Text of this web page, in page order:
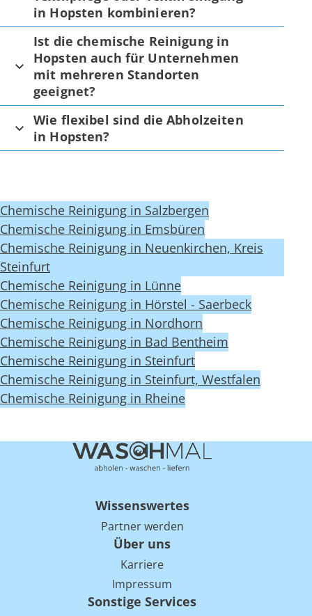
in Hopsten kombinieren?
Ist die chemische Reinigung in
Hopsten auch für Unternehmen
mit mehreren Standorten
geeignet?
Wie flexibel sind die Abholzeiten
in Hopsten?
Chemische Reinigung in Salzbergen
Chemische Reinigung in Emsbüren
Chemische Reinigung in Neuenkirchen, Kreis
Steinfurt
Chemische Reinigung in Lünne
Chemische Reinigung in Hörstel - Saerbeck
Chemische Reinigung in Nordhorn
Chemische Reinigung in Bad Bentheim
Chemische Reinigung in Steinfurt
Chemische Reinigung in Steinfurt, Westfalen
Chemische Reinigung in Rheine
Wissenswertes
Partner werden
Über uns
Karriere
Impressum
Sonstige Services